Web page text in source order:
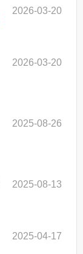
2026-03-20
2026-03-20
2025-08-26
2025-08-13
2025-04-17